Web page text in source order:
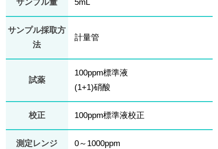
サンプル量 5mL
サンプル採取方
法
計量管
試薬
100ppm標準液
(1+1)硝酸
校正 100ppm標準液校正
測定レンジ 0～1000ppm